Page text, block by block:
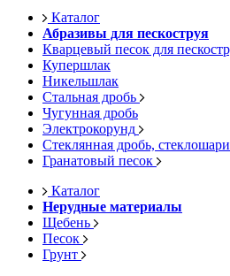
Каталог
Абразивы для пескоструя
Кварцевый песок для
Купершлак
Никельшлак
Стальная дробь
Чугунная дробь
Электрокорунд
Стеклянная дробь,
Гранатовый песок
Каталог
Нерудные материалы
Щебень
Песок
Грунт